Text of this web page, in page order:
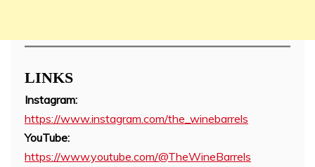
LINKS
Instagram:
https://www.instagram.com/the_winebarrels
YouTube:
https://www.youtube.com/@TheWineBarrels